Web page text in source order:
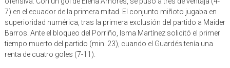
7) en el ecuador de la primera mitad. El conjunto miñoto jugaba en
superioridad numérica, tras la primera exclusión del partido a Maider
Barros. Ante el bloqueo del Porriño, Isma Martínez solicitó el primer
tiempo muerto del partido (min. 23), cuando el Guardés tenía una
renta de cuatro goles (7-11).